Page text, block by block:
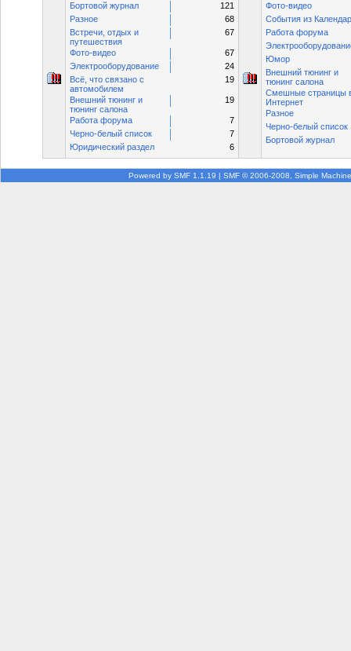
Бортовой журнал
121
Разное
68
Встречи, отдых и
путешествия
67
Фото-видео
67
Электрооборудование
24
Всё, что связано с
автомобилем
19
Внешний тюнинг и
тюнинг салона
19
Работа форума
7
Черно-белый список
7
Юридический раздел
6
Фото-видео
События из
Работа форума
Юмор
Внешний тюнинг и
тюнинг салона
Смешные страницы
Интернет
Разное
Черно-белый список
Бортовой журнал
Powered by SMF 1.1.19 | SMF © 2006-2008, Simple